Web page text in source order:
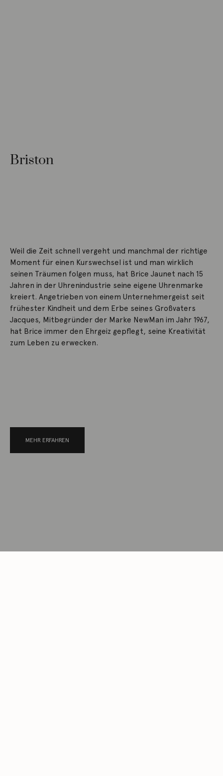
Briston
Weil die Zeit schnell vergeht und manchmal der richtige
Moment für einen Kurswechsel ist und man wirklich
seinen Träumen folgen muss, hat Brice Jaunet nach 15
Jahren in der Uhrenindustrie seine eigene Uhrenmarke
kreiert. Angetrieben von einem Unternehmergeist seit
frühester Kindheit und dem Erbe seines Großvaters
Jacques, Mitbegründer der Marke NewMan im Jahr 1967,
hat Brice immer den Ehrgeiz gepflegt, seine Kreativität
zum Leben zu erwecken.
MEHR ERFAHREN